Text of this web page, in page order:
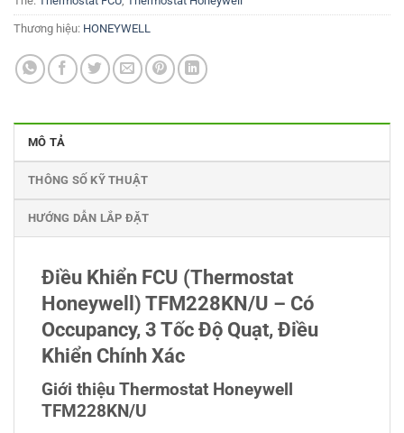
Thương hiệu: HONEYWELL
MÔ TẢ
THÔNG SỐ KỸ THUẬT
HƯỚNG DẪN LẮP ĐẶT
Điều Khiển FCU (Thermostat
Honeywell) TFM228KN/U – Có
Occupancy, 3 Tốc Độ Quạt, Điều
Khiển Chính Xác
Giới thiệu Thermostat Honeywell
TFM228KN/U